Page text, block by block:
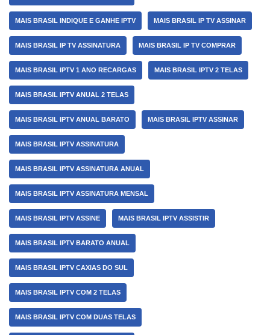
MAIS BRASIL INDIQUE E GANHE IPTV MAIS BRASIL IP TV ASSINAR
MAIS BRASIL IP TV ASSINATURA MAIS BRASIL IP TV COMPRAR
MAIS BRASIL IPTV 1 ANO RECARGAS MAIS BRASIL IPTV 2 TELAS
MAIS BRASIL IPTV ANUAL 2 TELAS
MAIS BRASIL IPTV ANUAL BARATO MAIS BRASIL IPTV ASSINAR
MAIS BRASIL IPTV ASSINATURA
MAIS BRASIL IPTV ASSINATURA ANUAL
MAIS BRASIL IPTV ASSINATURA MENSAL
MAIS BRASIL IPTV ASSINE MAIS BRASIL IPTV ASSISTIR
MAIS BRASIL IPTV BARATO ANUAL
MAIS BRASIL IPTV CAXIAS DO SUL
MAIS BRASIL IPTV COM 2 TELAS
MAIS BRASIL IPTV COM DUAS TELAS